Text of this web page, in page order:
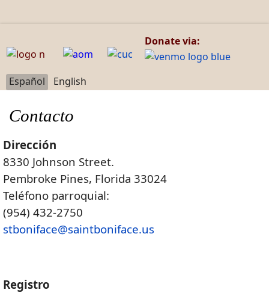
Donate via:
Seleccione su idioma
Español English
Contacto
Dirección
8330 Johnson Street.
Pembroke Pines, Florida 33024
Teléfono parroquial:
(954) 432-2750
stboniface@saintboniface.us
Registro